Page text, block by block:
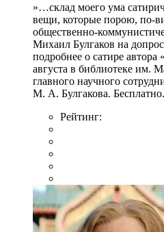
»…склад моего ума
вещи, которые порою, по-
общественно-
Михаил Булгаков на
подробнее о сатире
августа в библиотеке им.
главного научного
М. А. Булгакова.
Рейтинг: